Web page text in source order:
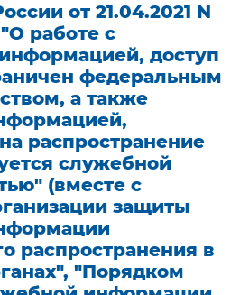
от 21.04.2021 N
работе с
доступ
федеральным
а также
распространение
служебной
(вместе с
защиты
распространения в
"Порядком